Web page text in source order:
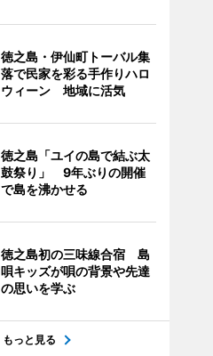
徳之島・伊仙町トーバル集
落で民家を彩る手作りハロ
ウィーン 地域に活気
徳之島「ユイの島で結ぶ太
鼓祭り」 9年ぶりの開催
で島を沸かせる
徳之島初の三味線合宿 島
唄キッズが唄の背景や先達
の思いを学ぶ
もっと見る